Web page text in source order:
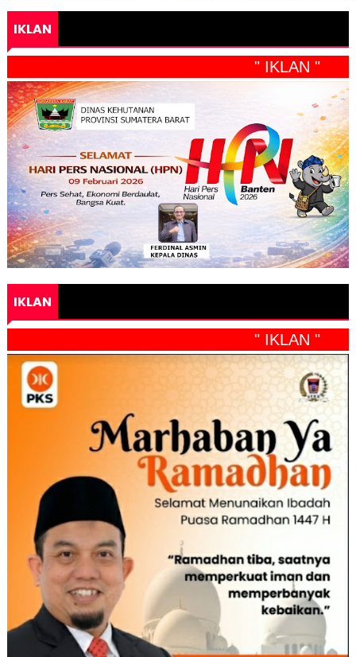
IKLAN
" IKLAN "
IKLAN
" IKLAN "